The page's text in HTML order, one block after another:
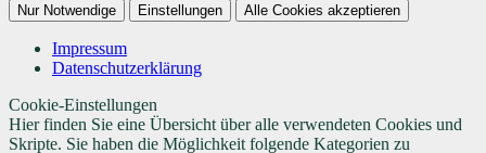
Nur Notwendige Einstellungen Alle Cookies akzeptieren
Impressum
Datenschutzerklärung
Cookie-Einstellungen
Hier finden Sie eine Übersicht über alle verwendeten Cookies und
Skripte. Sie haben die Möglichkeit folgende Kategorien zu